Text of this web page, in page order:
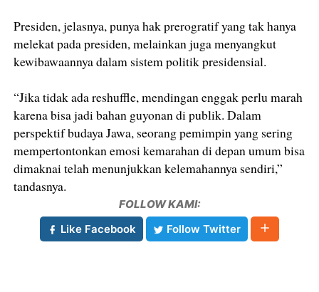
Presiden, jelasnya, punya hak prerogratif yang tak hanya
melekat pada presiden, melainkan juga menyangkut
kewibawaannya dalam sistem politik presidensial.
“Jika tidak ada reshuffle, mendingan enggak perlu marah
karena bisa jadi bahan guyonan di publik. Dalam
perspektif budaya Jawa, seorang pemimpin yang sering
mempertontonkan emosi kemarahan di depan umum bisa
dimaknai telah menunjukkan kelemahannya sendiri,”
tandasnya.
FOLLOW KAMI:
Like Facebook
Follow Twitter